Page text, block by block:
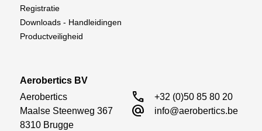
Registratie
Downloads - Handleidingen
Productveiligheid
Aerobertics BV
Aerobertics
Maalse Steenweg 367
8310 Brugge
call +32 (0)50 85 80 20
alternate_email info@aerobertics.be